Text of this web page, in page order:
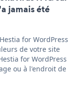
jamais été
for WordPress
de votre site
for WordPress
ou à l'endroit de